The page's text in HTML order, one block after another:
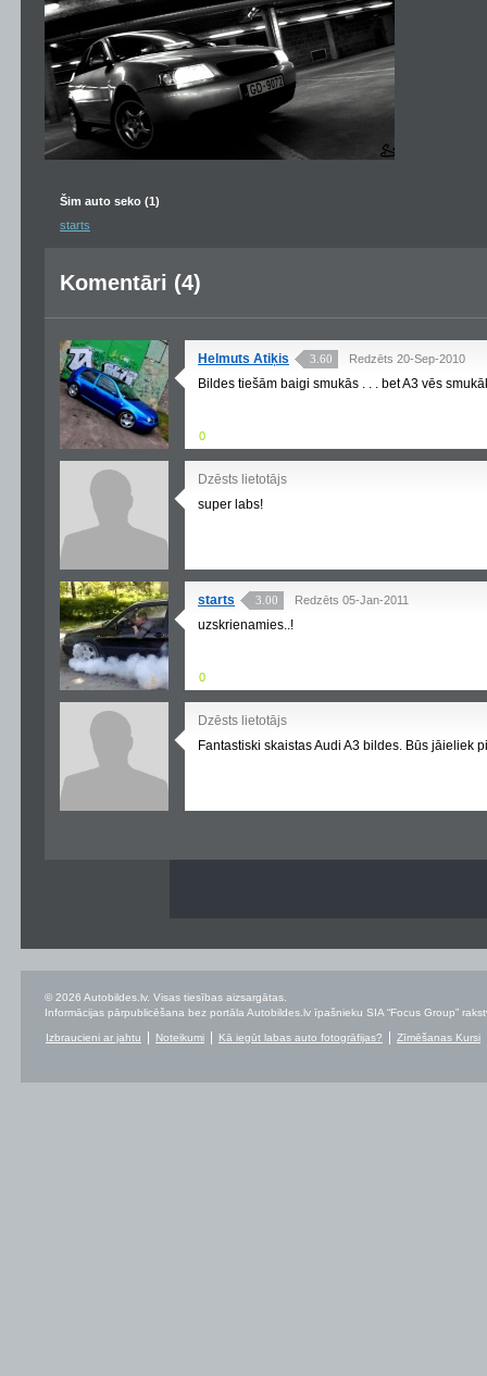
Šim auto seko (1)
starts
Komentāri (4)
Helmuts Atiķis 3.60 Redzēts 20-Sep-2010
Bildes tiešām baigi smukās . . . bet A3 vēs
0
Dzēsts lietotājs
super labs!
starts 3.00 Redzēts 05-Jan-2011
uzskrienamies..!
0
Dzēsts lietotājs
Fantastiski skaistas Audi A3 bildes. Būs jāieliek
© 2026 Autobildes.lv. Visas tiesības aizsargātas.
Informācijas pārpublicēšana bez portāla Autobildes.lv īpašnieku SIA “Focus Group”
Izbraucieni ar jahtu Noteikumi Kā iegūt labas auto fotogrāfijas? Zīmēšanas Kursi